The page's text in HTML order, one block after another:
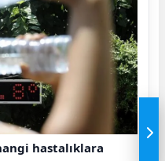
hastalıklara